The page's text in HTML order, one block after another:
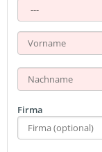
Firma